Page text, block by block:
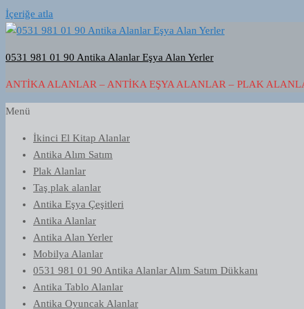
İçeriğe atla
0531 981 01 90 Antika Alanlar Eşya Alan Yerler
ANTIKA ALANLAR – ANTIKA EŞYA ALANLAR – PLAK
Menü
İkinci El Kitap Alanlar
Antika Alım Satım
Plak Alanlar
Taş plak alanlar
Antika Eşya Çeşitleri
Antika Alanlar
Antika Alan Yerler
Mobilya Alanlar
0531 981 01 90 Antika Alanlar Alım Satım Dükkanı
Antika Tablo Alanlar
Antika Oyuncak Alanlar